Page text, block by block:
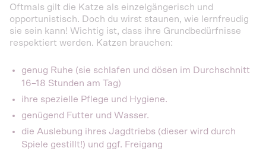
Oftmals gilt die Katze als einzelgängerisch und
opportunistisch. Doch du wirst staunen, wie lernfreudig
sie sein kann! Wichtig ist, dass ihre Grundbedürfnisse
respektiert werden. Katzen brauchen:
genug Ruhe (sie schlafen und dösen im Durchschnitt
16–18 Stunden am Tag)
ihre spezielle Pflege und Hygiene.
genügend Futter und Wasser.
die Auslebung ihres Jagdtriebs (dieser wird durch
Spiele gestillt!) und ggf. Freigang